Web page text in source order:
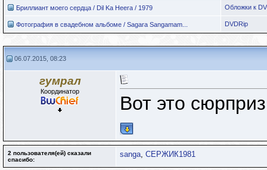
Бриллиант моего сердца / Dil Ka Heera / 1979 Обложки к
Фотография в свадебном альбоме / Sagara Sangamam... DVDRip
06.07.2015, 08:23
гумрал
Координатор
Вот это
2 пользователя(ей) сказали
cпасибо:
sanga, СЕРЖИК1981